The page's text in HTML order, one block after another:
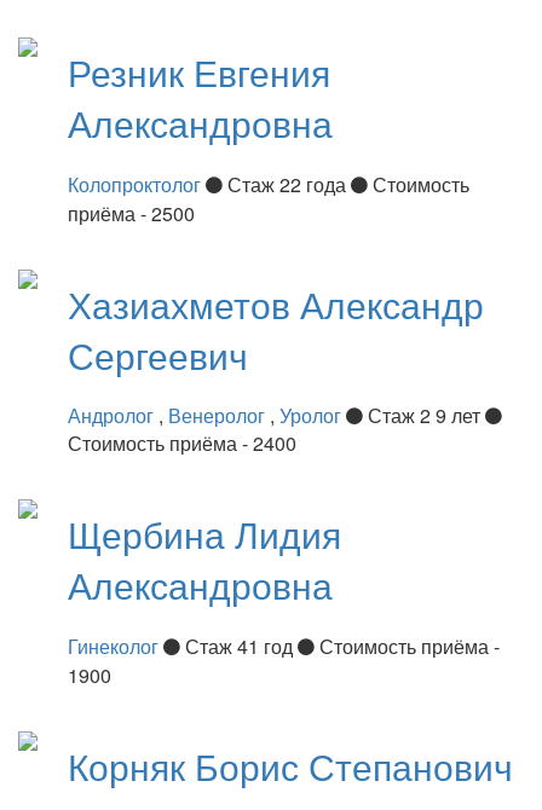
Резник Евгения
Александровна
Колопроктолог Стаж 22 года
Стоимость
приёма - 2500
Хазиахметов Александр
Сергеевич
Андролог , Венеролог , Уролог
Стаж 2 9 лет
Стоимость приёма - 2400
ЩербинаЛидия
Александровна
Гинеколог Стаж 41 год
Стоимость приёма -
1900
Корняк Борис Степанович